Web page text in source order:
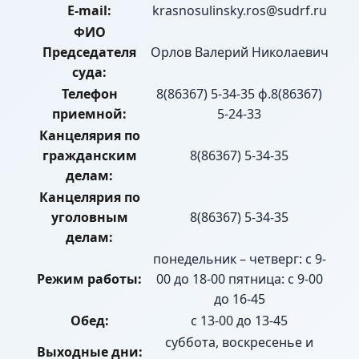
E-mail:
krasnosulinsky.ros@sudrf.ru
ФИО
Председателя
суда:
Орлов Валерий Николаевич
Телефон
приемной:
8(86367) 5-34-35 ф.8(86367)
5-24-33
Канцелярия по
гражданским
делам:
8(86367) 5-34-35
Канцелярия по
уголовным
делам:
8(86367) 5-34-35
Режим работы:
понедельник – четверг: с 9-
00 до 18-00 пятница: с 9-00
до 16-45
Обед:
с 13-00 до 13-45
Выходные дни:
суббота, воскресенье и